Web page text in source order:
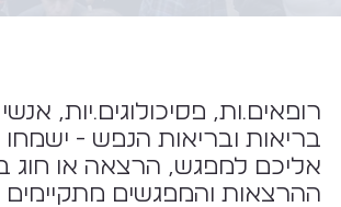
רופאים.ות, פסיכולוגים.יות,
בריאות ובריאות הנפש - ישמחו
אליכם למפגש, הרצאה או חוג
ההרצאות והמפגשים